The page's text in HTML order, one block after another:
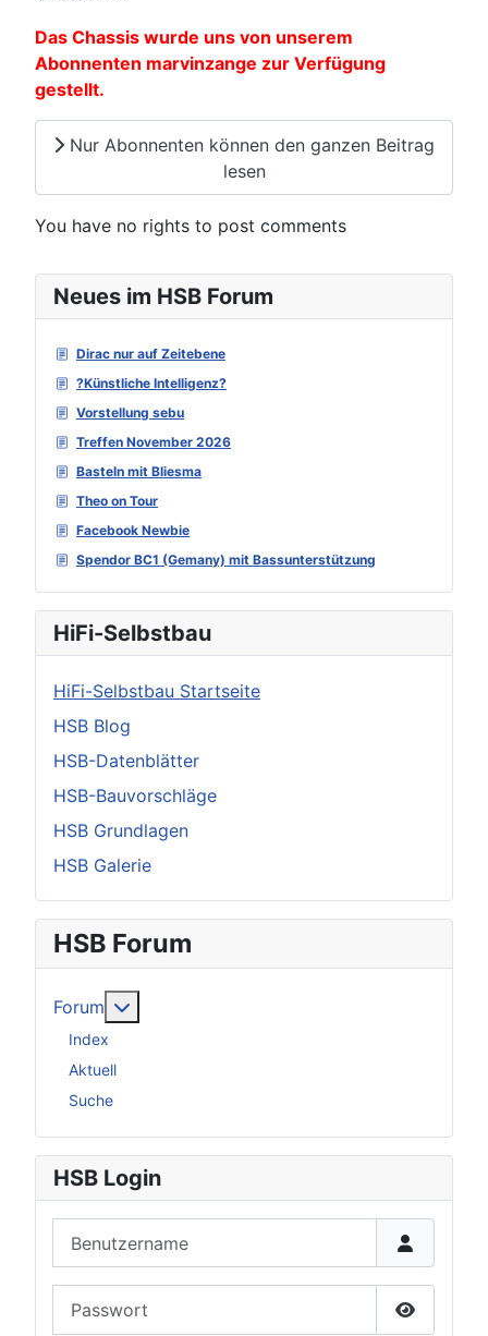
Neues im HSB Forum
Dirac nur auf Zeitebene
?Künstliche Intelligenz?
Vorstellung sebu
Treffen November 2026
Basteln mit Bliesma
Theo on Tour
Facebook Newbie
Spendor BC1 (Gemany) mit Bassunterstützung
HiFi-Selbstbau
HiFi-Selbstbau Startseite
HSB Blog
HSB-Datenblätter
HSB-Bauvorschläge
HSB Grundlagen
HSB Galerie
HSB Forum
Forum
Index
Aktuell
Suche
HSB Login
Das Chassis wurde uns von unserem
Abonnenten marvinzange zur Verfügung
gestellt.
Nur Abonnenten können den ganzen Beitrag
lesen
You have no rights to post comments